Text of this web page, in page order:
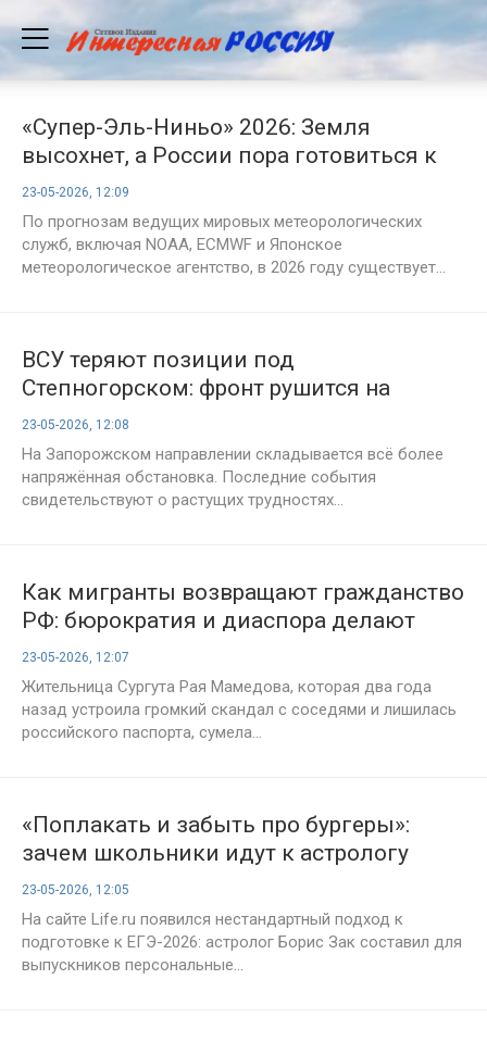
«Супер-Эль-Ниньо» 2026: Земля
высохнет, а России пора готовиться к
худшему
23-05-2026, 12:09
По прогнозам ведущих мировых метеорологических
служб, включая NOAA, ECMWF и Японское
метеорологическое агентство, в 2026 году существует...
ВСУ теряют позиции под
Степногорском: фронт рушится на
глазах
23-05-2026, 12:08
На Запорожском направлении складывается всё более
напряжённая обстановка. Последние события
свидетельствуют о растущих трудностях...
Как мигранты возвращают гражданство
РФ: бюрократия и диаспора делают
невозможное
23-05-2026, 12:07
Жительница Сургута Рая Мамедова, которая два года
назад устроила громкий скандал с соседями и лишилась
российского паспорта, сумела...
«Поплакать и забыть про бургеры»:
зачем школьники идут к астрологу
перед ЕГЭ
23-05-2026, 12:05
На сайте Life.ru появился нестандартный подход к
подготовке к ЕГЭ-2026: астролог Борис Зак составил для
выпускников персональные...